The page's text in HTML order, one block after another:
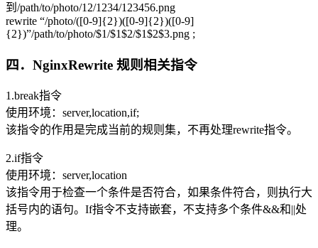
到/path/to/photo/12/1234/123456.png
rewrite “/photo/([0-9]{2})([0-9]{2})([0-9]
{2})”/path/to/photo/$1/$1$2/$1$2$3.png ;
四．NginxRewrite 规则相关指令
1.break指令
使用环境：server,location,if;
该指令的作用是完成当前的规则集，不再处理rewrite指令。
2.if指令
使用环境：server,location
该指令用于检查一个条件是否符合，如果条件符合，则执行大
括号内的语句。If指令不支持嵌套，不支持多个条件&&和||处
理。